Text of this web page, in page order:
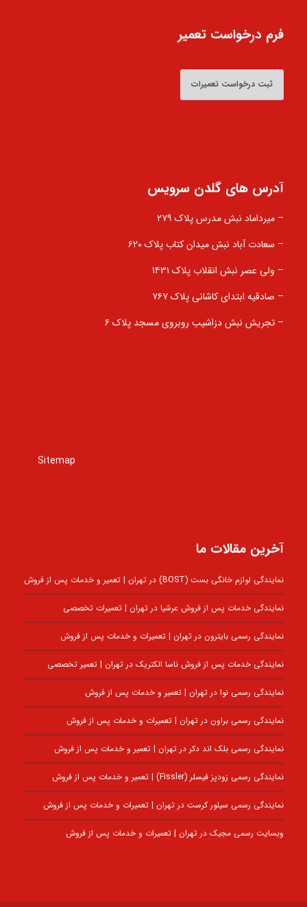
فرم درخواست تعمیر
ثبت درخواست تعمیرات
آدرس های گلدن سرویس
– میرداماد نبش مدرس پلاک ۲۷۹
– سعادت آباد نبش میدان کتاب پلاک ۶۲۰
– ولی عصر نبش انقلاب پلاک ۱۴۳۱
– صادقیه ابتدای کاشانی پلاک ۷۶۷
– تجریش نبش دزاشیب روبروی مسجد پلاک ۶
Sitemap
آخرین مقالات ما
نمایندگی لوازم خانگی بست (BOST) در تهران | تعمیر و خدمات پس از فروش
نمایندگی خدمات پس از فروش عرشیا در تهران | تعمیرات تخصصی
نمایندگی رسمی بایترون در تهران | تعمیرات و خدمات پس از فروش
نمایندگی خدمات پس از فروش ناسا الکتریک در تهران | تعمیر تخصصی
نمایندگی رسمی نوا در تهران | تعمیر و خدمات پس از فروش
نمایندگی رسمی براون در تهران | تعمیرات و خدمات پس از فروش
نمایندگی رسمی بلک اند دکر در تهران | تعمیر و خدمات پس از فروش
نمایندگی رسمی زودپز فیسلر (Fissler) | تعمیر و خدمات پس از فروش
نمایندگی رسمی سیلور کرست در تهران | تعمیرات و خدمات پس از فروش
وبسایت رسمی مجیک در تهران | تعمیرات و خدمات پس از فروش